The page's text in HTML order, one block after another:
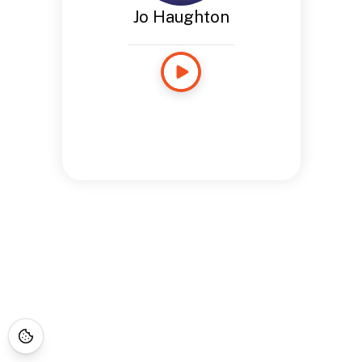
Jo Haughton